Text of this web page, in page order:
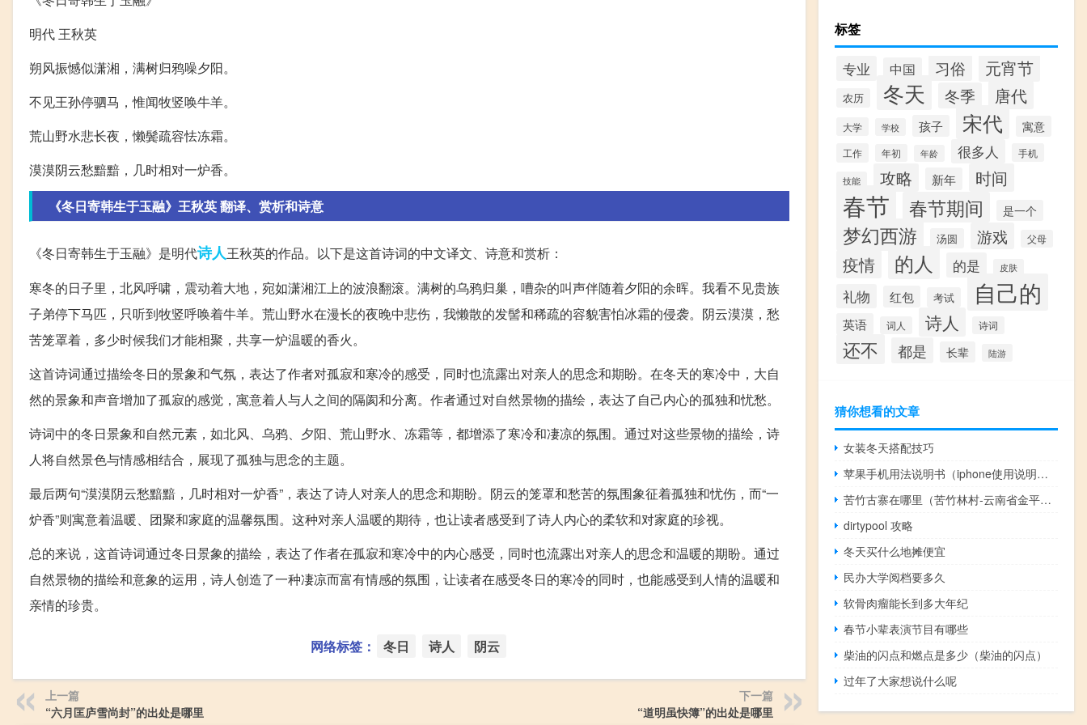
明代 王秋英
朔风振憾似潇湘，满树归鸦噪夕阳。
不见王孙停驷马，惟闻牧竖唤牛羊。
荒山野水悲长夜，懒鬓疏容怯冻霜。
漠漠阴云愁黯黯，几时相对一炉香。
《冬日寄韩生于玉融》王秋英 翻译、赏析和诗意
《冬日寄韩生于玉融》是明代诗人王秋英的作品。以下是这首诗词的中文译文、诗意和赏析：
寒冬的日子里，北风呼啸，震动着大地，宛如潇湘江上的波浪翻滚。满树的乌鸦归巢，嘈杂的叫声伴随着夕阳的余晖。我看不见贵族
子弟停下马匹，只听到牧竖呼唤着牛羊。荒山野水在漫长的夜晚中悲伤，我懒散的发髻和稀疏的容貌害怕冰霜的侵袭。阴云漠漠，愁
苦笼罩着，多少时候我们才能相聚，共享一炉温暖的香火。
这首诗词通过描绘冬日的景象和气氛，表达了作者对孤寂和寒冷的感受，同时也流露出对亲人的思念和期盼。在冬天的寒冷中，大自
然的景象和声音增加了孤寂的感觉，寓意着人与人之间的隔阂和分离。作者通过对自然景物的描绘，表达了自己内心的孤独和忧愁。
诗词中的冬日景象和自然元素，如北风、乌鸦、夕阳、荒山野水、冻霜等，都增添了寒冷和凄凉的氛围。通过对这些景物的描绘，诗
人将自然景色与情感相结合，展现了孤独与思念的主题。
最后两句“漠漠阴云愁黯黯，几时相对一炉香”，表达了诗人对亲人的思念和期盼。阴云的笼罩和愁苦的氛围象征着孤独和忧伤，而“一
炉香”则寓意着温暖、团聚和家庭的温馨氛围。这种对亲人温暖的期待，也让读者感受到了诗人内心的柔软和对家庭的珍视。
总的来说，这首诗词通过冬日景象的描绘，表达了作者在孤寂和寒冷中的内心感受，同时也流露出对亲人的思念和温暖的期盼。通过
自然景物的描绘和意象的运用，诗人创造了一种凄凉而富有情感的氛围，让读者在感受冬日的寒冷的同时，也能感受到人情的温暖和
亲情的珍贵。
网络标签： 冬日 诗人 阴云
上一篇
“六月匡庐雪尚封”的出处是哪里
下一篇
“道明虽快簿”的出处是哪里
标签
专业 中国 习俗 元宵节
农历 冬天 冬季 唐代
大学 学校 孩子 宋代 寓意
工作 年初 年龄 很多人 手机
技能 攻略 新年 时间
春节 春节期间 是一个
梦幻西游 汤圆 游戏 父母
疫情 的人 的是 皮肤
礼物 红包 考试 自己的
英语 词人 诗人 诗词
还不 都是 长辈 陆游
猜你想看的文章
女装冬天搭配技巧
苹果手机用法说明书（iphone使用说明书）
苦竹古寨在哪里（苦竹林村-云南省金平县老勐乡苦竹林村简介）
dirtypool 攻略
冬天买什么地摊便宜
民办大学阅档要多久
软骨肉瘤能长到多大年纪
春节小辈表演节目有哪些
柴油的闪点和燃点是多少（柴油的闪点）
过年了大家想说什么呢